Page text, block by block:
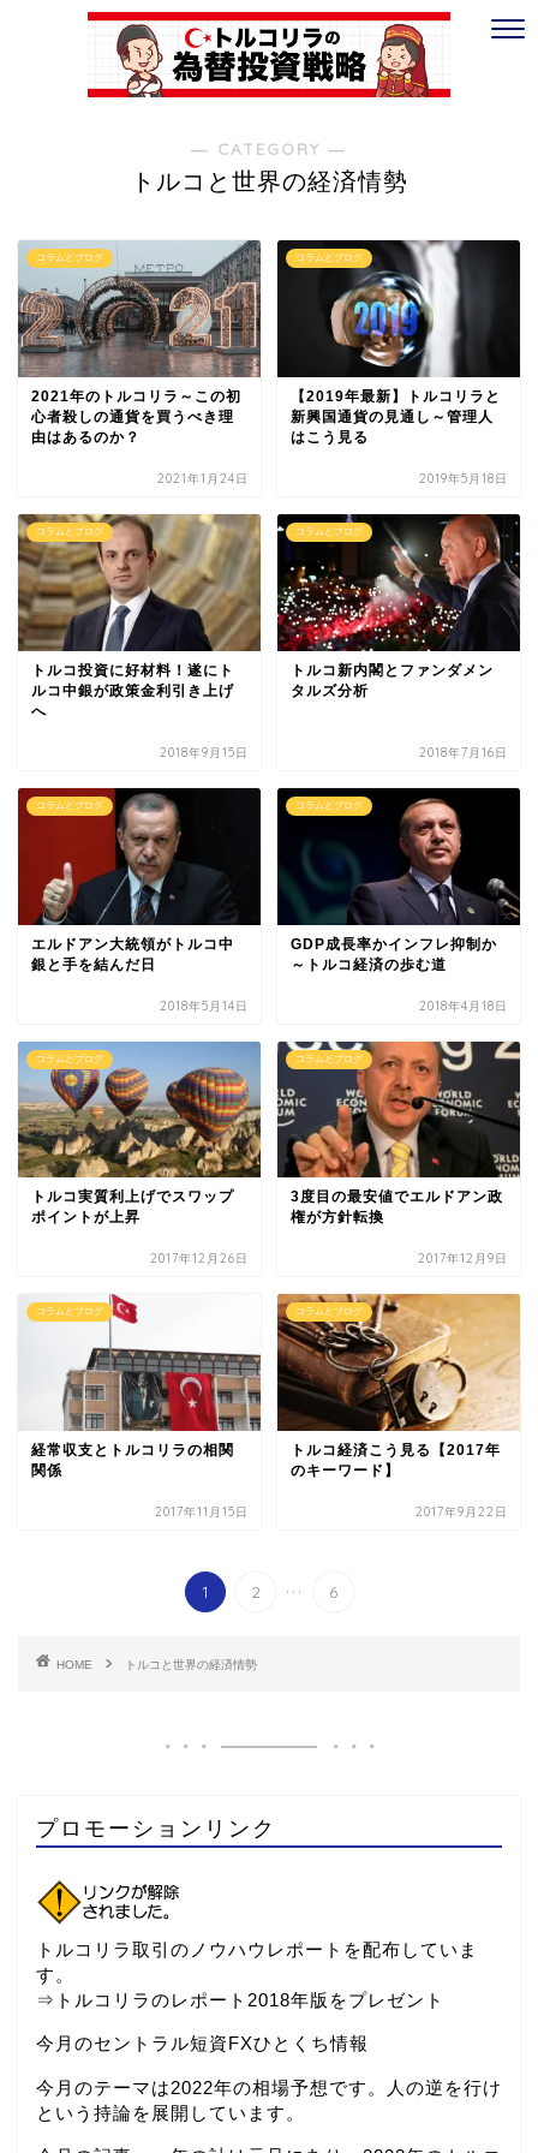
― CATEGORY ―
トルコと世界の経済情勢
コラムとブログ
2021年のトルコリラ～この初
心者殺しの通貨を買うべき理
由はあるのか？
2021年1月24日
コラムとブログ
【2019年最新】トルコリラと
新興国通貨の見通し～管理人
はこう見る
2019年5月18日
コラムとブログ
トルコ投資に好材料！遂にト
ルコ中銀が政策金利引き上げ
へ
2018年9月15日
コラムとブログ
トルコ新内閣とファンダメン
タルズ分析
2018年7月16日
コラムとブログ
エルドアン大統領がトルコ中
銀と手を結んだ日
2018年5月14日
コラムとブログ
GDP成長率かインフレ抑制か
～トルコ経済の歩む道
2018年4月18日
コラムとブログ
トルコ実質利上げでスワップ
ポイントが上昇
2017年12月26日
コラムとブログ
3度目の最安値でエルドアン政
権が方針転換
2017年12月9日
コラムとブログ
経常収支とトルコリラの相関
関係
2017年11月15日
コラムとブログ
トルコ経済こう見る【2017年
のキーワード】
2017年9月22日
1 2 ... 6
HOME トルコと世界の経済情勢
プロモーションリンク
トルコリラ取引のノウハウレポートを配布していま
す。
⇒ トルコリラのレポート2018年版をプレゼント
今月のセントラル短資FXひとくち情報
今月のテーマは2022年の相場予想です。人の逆を行け
という持論を展開しています。